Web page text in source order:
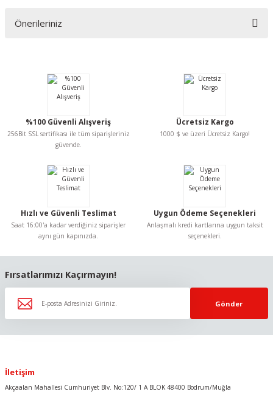
Önerileriniz
Görüş ve önerileriniz için teşekkür ederiz.
Ürün açıklamasında eksik bilgiler bulunuyor.
Ürün bilgilerinde hatalar bulunuyor.
Bu ürüne benzer farklı alternatifler olmalı.
%100 Güvenli Alışveriş
256Bit SSL sertifikası ile tüm siparişleriniz
güvende.
Ücretsiz Kargo
1000 $ ve üzeri Ücretsiz Kargo!
Hızlı ve Güvenli Teslimat
Saat 16:00'a kadar verdiğiniz siparişler
aynı gün kapınızda.
Uygun Ödeme Seçenekleri
Anlaşmalı kredi kartlarına uygun taksit
seçenekleri.
Fırsatlarımızı Kaçırmayın!
Gönder
İletişim
Akçaalan Mahallesi Cumhuriyet Blv. No:120/ 1 A BLOK 48400 Bodrum/Muğla